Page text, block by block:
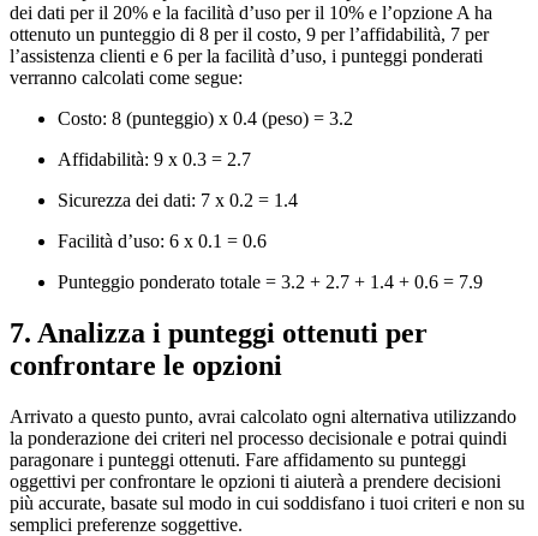
dei dati per il 20% e la facilità d’uso per il 10% e l’opzione A ha
ottenuto un punteggio di 8 per il costo, 9 per l’affidabilità, 7 per
l’assistenza clienti e 6 per la facilità d’uso, i punteggi ponderati
verranno calcolati come segue:
Costo: 8 (punteggio) x 0.4 (peso) = 3.2
Affidabilità: 9 x 0.3 = 2.7
Sicurezza dei dati: 7 x 0.2 = 1.4
Facilità d’uso: 6 x 0.1 = 0.6
Punteggio ponderato totale = 3.2 + 2.7 + 1.4 + 0.6 = 7.9
7. Analizza i punteggi ottenuti per
confrontare le opzioni
Arrivato a questo punto, avrai calcolato ogni alternativa utilizzando
la ponderazione dei criteri nel processo decisionale e potrai quindi
paragonare i punteggi ottenuti. Fare affidamento su punteggi
oggettivi per confrontare le opzioni ti aiuterà a prendere decisioni
più accurate, basate sul modo in cui soddisfano i tuoi criteri e non su
semplici preferenze soggettive.